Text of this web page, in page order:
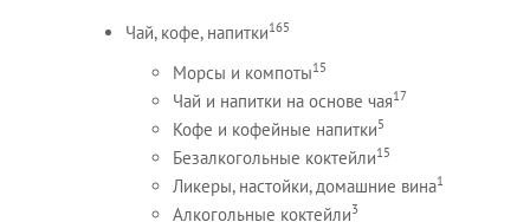
Чай, кофе, напитки165
Морсы и компоты15
Чай и напитки на основе чая17
Кофе и кофейные напитки5
Безалкогольные коктейли15
Ликеры, настойки, домашние вина1
Алкогольные коктейли3